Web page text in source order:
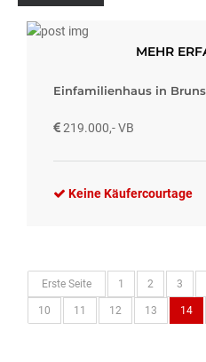
MEHR
Einfamilienhaus in
219.000,- VB
Keine Käufercourtage
Erste Seite 1 2 3
10 11 12 13 14